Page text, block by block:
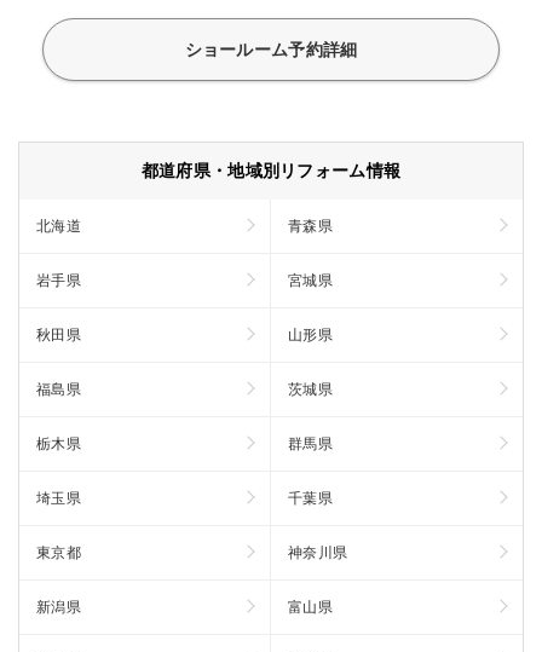
ショールーム予約詳細
都道府県・地域別リフォーム情報
北海道 青森県
岩手県 宮城県
秋田県 山形県
福島県 茨城県
栃木県 群馬県
埼玉県 千葉県
東京都 神奈川県
新潟県 富山県